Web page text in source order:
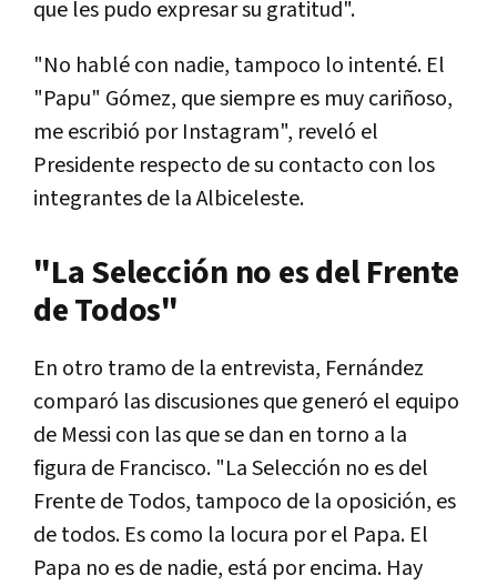
que les pudo expresar su gratitud".
"No hablé con nadie, tampoco lo intenté. El
"Papu" Gómez, que siempre es muy cariñoso,
me escribió por Instagram", reveló el
Presidente respecto de su contacto con los
integrantes de la Albiceleste.
"La Selección no es del Frente
de Todos"
En otro tramo de la entrevista, Fernández
comparó las discusiones que generó el equipo
de Messi con las que se dan en torno a la
figura de Francisco. "La Selección no es del
Frente de Todos, tampoco de la oposición, es
de todos. Es como la locura por el Papa. El
Papa no es de nadie, está por encima. Hay